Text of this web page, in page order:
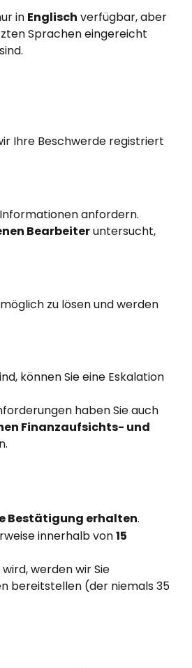
in Englisch verfügbar, aber
Sprachen eingereicht
Ihre Beschwerde registriert
anfordern.
Bearbeiter untersucht,
zu lösen und werden
können Sie eine Eskalation
haben Sie auch
Finanzaufsichts- und
Bestätigung erhalten.
innerhalb von 15
werden wir Sie
bereitstellen (der niemals 35